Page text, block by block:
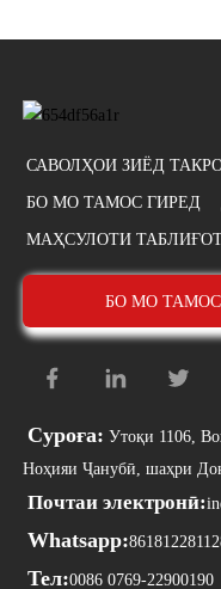
САВОЛҲОИ ЗИЁД
БО МО ТАМОС ГИРЕД
МАҲСУЛОТИ
БО МО ТАМОС
Суроға: Утоқи 1106,
Ноҳияи Ҷанубӣ, шаҳри
Почтаи электронӣ:
Whatsapp:
Тел:0086 0769-22900190